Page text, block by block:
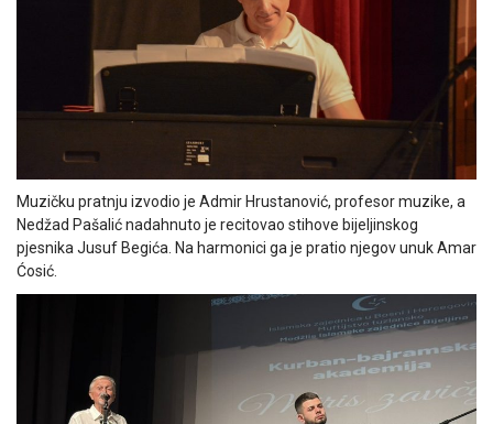
Muzičku pratnju izvodio je Admir Hrustanović, profesor muzike, a
Nedžad Pašalić nadahnuto je recitovao stihove bijeljinskog
pjesnika Jusuf Begića. Na harmonici ga je pratio njegov unuk Amar
Ćosić.